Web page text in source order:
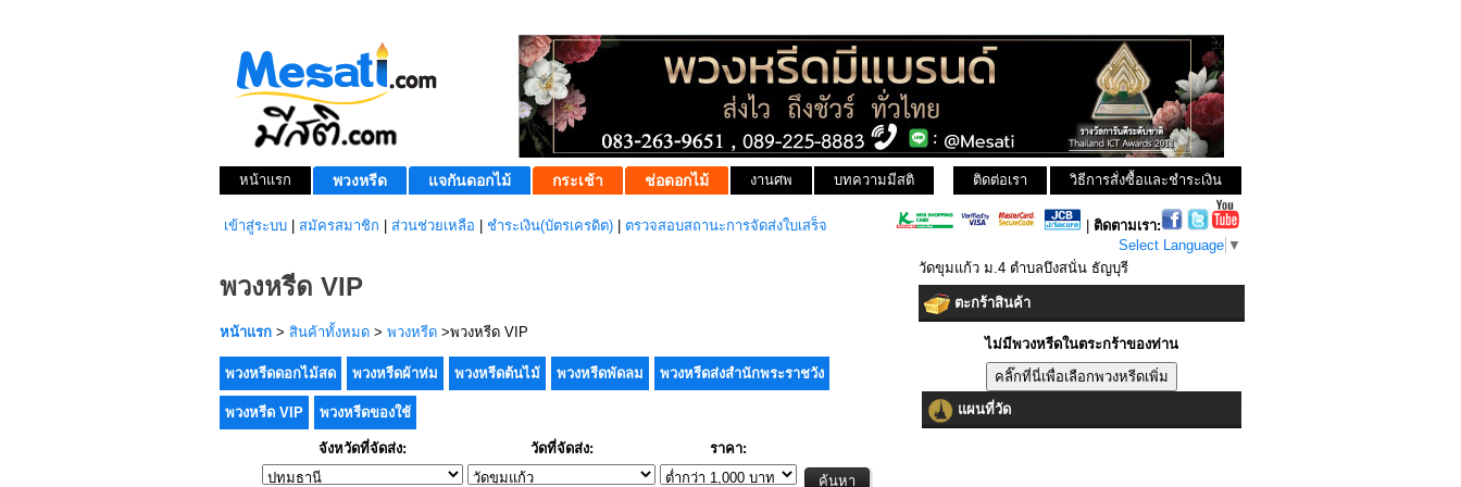
หน้าแรก พวงหรีด แจกันดอกไม้ กระเช้า ช่อดอกไม้ งานศพ บทความมีสติ วิธีการสั่งซื้อและชำระเงิน
ติดต่อเรา
เข้าสู่ระบบ สมัครสมาชิก ส่วนช่วยเหลือ ชำระเงิน(บัตรเครดิต) ตรวจสอบสถานะการจัดส่งใบเสร็จ
ติดตามเรา:
Select Language ▼
พวงหรีด VIP
หน้าแรก > สินค้าทั้งหมด > พวงหรีด >พวงหรีด VIP
พวงหรีดดอกไม้สด พวงหรีดผ้าห่ม พวงหรีดต้นไม้ พวงหรีดพัดลม พวงหรีดส่งสำนักพระราชวัง
พวงหรีด VIP พวงหรีดของใช้
จังหวัดที่จัดส่ง: วัดที่จัดส่ง: ราคา:
วัดขุมแก้ว ม.4 ตำบลบึงสนั่น ธัญบุรี
ตะกร้าสินค้า
ไม่มีพวงหรีดในตระกร้าของท่าน
แผนที่วัด